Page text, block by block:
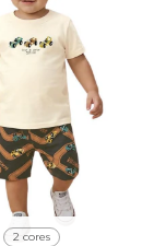
2 cores